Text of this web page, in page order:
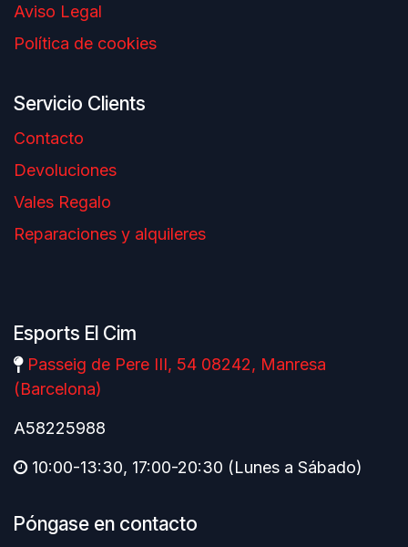
Aviso Legal
Política de cookies
Servicio Clients
Contacto
Devoluciones
Vales Regalo
Reparaciones y alquileres
Esports El Cim
Passeig de Pere III, 54 08242, Manresa
(Barcelona)
A58225988
10:00-13:30, 17:00-20:30 (Lunes a Sábado)
Póngase en contacto